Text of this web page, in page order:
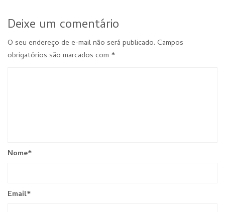
Deixe um comentário
O seu endereço de e-mail não será publicado. Campos
obrigatórios são marcados com *
Nome*
Email*